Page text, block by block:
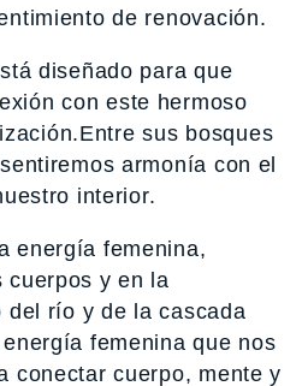
de renovación.
diseñado para que
con este hermoso
sus bosques
armonía con el
interior.
energía femenina,
cuerpos y en la
del río y de la cascada
femenina que nos
conectar cuerpo, mente y